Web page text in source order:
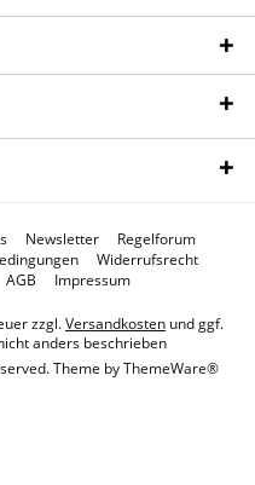
Newsletter
Regelforum
Widerrufsrecht
AGB Impressum
zzgl.Versandkosten und ggf.
anders beschrieben
Theme byThemeWare®